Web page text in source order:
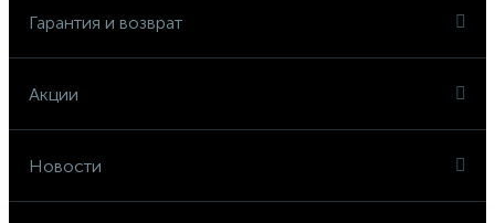
Гарантия и возврат
Акции
Новости